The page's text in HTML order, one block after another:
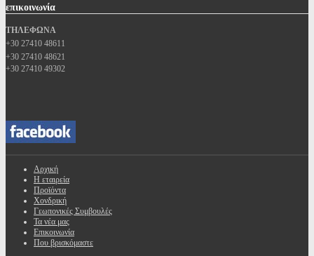
επικοινωνία
ΤΗΛΕΦΩΝΑ
+30 27410 48611
+30 27410 48621
+30 27410 49302
Αρχική
Η εταιρεία
Προϊόντα
Χονδρική
Γεωπονικές Συμβουλές
Τα νέα μας
Επικοινωνία
Που βρισκόμαστε